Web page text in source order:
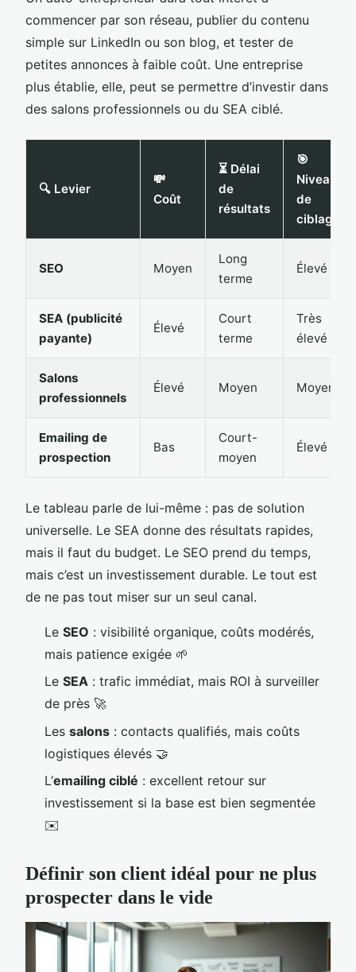
commencer par son réseau, publier du contenu
simple sur LinkedIn ou son blog, et tester de
petites annonces à faible coût. Une entreprise
plus établie, elle, peut se permettre d’investir dans
des salons professionnels ou du SEA ciblé.
🔍 Levier
💸
Coût
⏳ Délai
de
résultats
🎯
Niveau
de
ciblage
SEO Moyen
Long
terme
Élevé
SEA (publicité
payante)
Élevé
Court
terme
Très
élevé
Salons
professionnels
Élevé Moyen Moyen
Emailing de
prospection
Bas
Court-
moyen
Élevé
Le tableau parle de lui-même : pas de solution
universelle. Le SEA donne des résultats rapides,
mais il faut du budget. Le SEO prend du temps,
mais c’est un investissement durable. Le tout est
de ne pas tout miser sur un seul canal.
Le SEO : visibilité organique, coûts modérés,
mais patience exigée 🌱
Le SEA : trafic immédiat, mais ROI à surveiller
de près 🚀
Les salons : contacts qualifiés, mais coûts
logistiques élevés 🤝
L’emailing ciblé : excellent retour sur
investissement si la base est bien segmentée
✉️
Définir son client idéal pour ne plus
prospecter dans le vide